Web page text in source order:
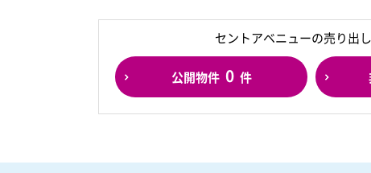
セントアベニューの売り出
公開物件 0 件